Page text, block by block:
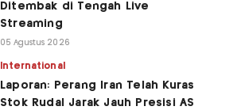
Ditembak di Tengah Live
Streaming
05 Agustus 2026
International
Laporan: Perang Iran Telah Kuras
Stok Rudal Jarak Jauh Presisi AS